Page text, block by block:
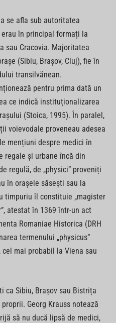
se afla sub autoritatea
în principal formați la
sau Cracovia. Majoritatea
(Sibiu, Brașov, Cluj), fie în
transilvănean.
pentru prima dată un
ce indică instituționalizarea
(Stoica, 1995). În paralel,
voievodale proveneau adesea
mențiuni despre medici în
regale și urbane încă din
regulă, de „physici” proveniți
în orașele săsești sau la
timpuriu îl constituie „magister
atestat în 1369 într-un act
Romaniae Historica (DRH
termenului „physicus”
mai probabil la Viena sau
ca Sibiu, Brașov sau Bistrița
Georg Krauss notează
să nu ducă lipsă de medici,